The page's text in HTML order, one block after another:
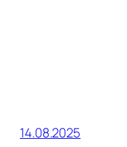
14.08.2025